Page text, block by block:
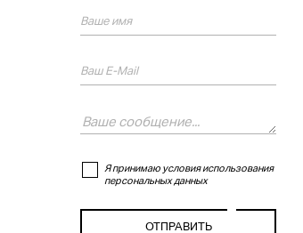
Я принимаю условия использования
персональных данных